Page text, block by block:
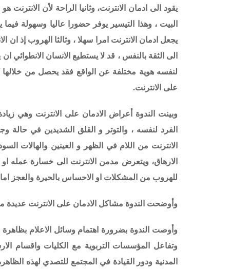
يقود الى ادمان الانترنت، وثانيا الراحة لأن
البيت ، وهذا التيسير يوفر حضورا عاليا وسهولة
يجعل ادمان الانترنت امرا سهلا ، وثالثا الهروب إذ
الى الثقة بالنفس ، قد لا يستطيع الانسان
لنفسه هوية مختلفة عن الواقع فقد يحصل من
على الانترنت.
وبينت الندوة أعراض الادمان على الانترنت وهي
الفرد لنفسه ، والتوتر و القلق الشديدين في حالة
الانترنت من اللام في الظهر و العينين والهالات
الارهاق، ويتعرض مدمن الانترنت الى خسارة عمله
للهروب من المشكلات او الاحساس بالحيرة والعجز
وأوضحت الندوة مشاكل الادمان على الانترنت
وأوصت الندوة بضرورة اهتمام وسائل الاعلام
وتفاعل المؤسسات التربوية مع الكليات واقسام
المدنية ودور القيادة في المجتمع للتصدي لهذه